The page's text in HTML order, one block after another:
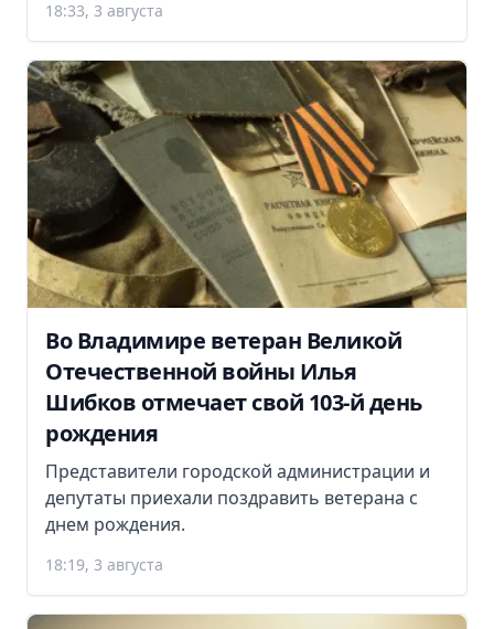
18:33, 3 августа
Во Владимире ветеран Великой
Отечественной войны Илья
Шибков отмечает свой 103-й день
рождения
Представители городской администрации и
депутаты приехали поздравить ветерана с
днем рождения.
18:19, 3 августа